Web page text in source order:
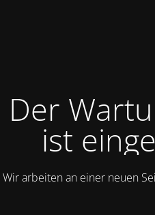
Der
ist
Wir arbeiten an einer neuen